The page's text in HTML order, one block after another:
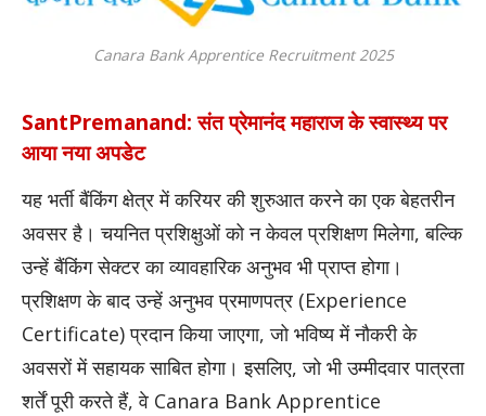
Canara Bank Apprentice Recruitment 2025
SantPremanand: संत प्रेमानंद महाराज के स्वास्थ्य पर
आया नया अपडेट
यह भर्ती बैंकिंग क्षेत्र में करियर की शुरुआत करने का एक बेहतरीन
अवसर है। चयनित प्रशिक्षुओं को न केवल प्रशिक्षण मिलेगा, बल्कि
उन्हें बैंकिंग सेक्टर का व्यावहारिक अनुभव भी प्राप्त होगा।
प्रशिक्षण के बाद उन्हें अनुभव प्रमाणपत्र (Experience
Certificate) प्रदान किया जाएगा, जो भविष्य में नौकरी के
अवसरों में सहायक साबित होगा। इसलिए, जो भी उम्मीदवार पात्रता
शर्तें पूरी करते हैं, वे Canara Bank Apprentice